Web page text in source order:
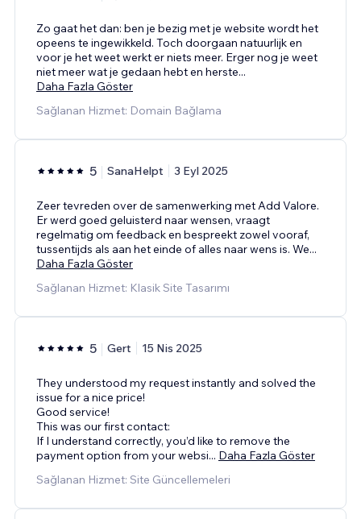
Zo gaat het dan: ben je bezig met je website wordt het
opeens te ingewikkeld. Toch doorgaan natuurlijk en
voor je het weet werkt er niets meer. Erger nog je weet
niet meer wat je gedaan hebt en herste...
Daha Fazla Göster
Sağlanan Hizmet: Domain Bağlama
5 SanaHelpt 3 Eyl 2025
Zeer tevreden over de samenwerking met Add Valore.
Er werd goed geluisterd naar wensen, vraagt
regelmatig om feedback en bespreekt zowel vooraf,
tussentijds als aan het einde of alles naar wens is. We...
Daha Fazla Göster
Sağlanan Hizmet: Klasik Site Tasarımı
5 Gert 15 Nis 2025
They understood my request instantly and solved the
issue for a nice price!
Good service!
This was our first contact:
If I understand correctly, you’d like to remove the
payment option from your websi... Daha Fazla Göster
Sağlanan Hizmet: Site Güncellemeleri